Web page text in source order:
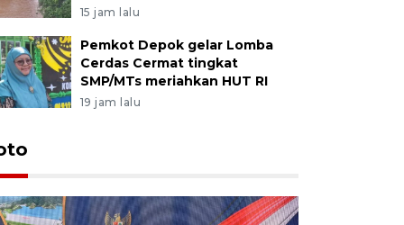
15 jam lalu
Pemkot Depok gelar Lomba
Cerdas Cermat tingkat
SMP/MTs meriahkan HUT RI
19 jam lalu